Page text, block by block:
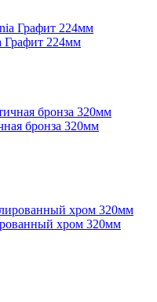
Графит 224мм
бронза 320мм
хром 320мм